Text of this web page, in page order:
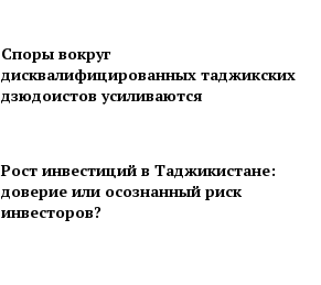
Споры вокруг
дисквалифицированных таджикских
дзюдоистов усиливаются
Рост инвестиций в Таджикистане:
доверие или осознанный риск
инвесторов?